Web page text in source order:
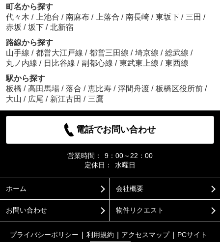
町名から探す
代々木 / 上池台 / 南麻布 / 上落合 / 南長崎 / 東坂下 / 三田 /
赤坂 / 坂下 / 北新宿
路線から探す
山手線 / 都営大江戸線 / 都営三田線 / 埼京線 / 総武線 /
丸ノ内線 / 日比谷線 / 副都心線 / 東武東上線 / 東西線
駅から探す
板橋 / 高田馬場 / 落合 / 恵比寿 / 浮間舟渡 / 板橋区役所前 /
大山 / 広尾 / 新江古田 / 三鷹
電話でお問い合わせ
営業時間：
9：00～22：00
定休日：
水曜日
ホーム 会社概要
お問い合わせ 物件リクエスト
プライバシーポリシー 利用規約 アクセスマップ PCサイト